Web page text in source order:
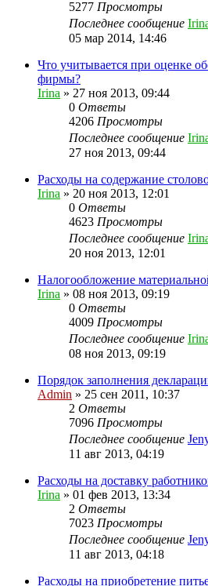
5277 Просмотры
Последнее сообщение
05 мар 2014, 14:46
Что учитывается при оценке
фирмы?
Irina » 27 ноя 2013, 09:44
0 Ответы
4206 Просмотры
Последнее сообщение
27 ноя 2013, 09:44
Расходы на содержание
Irina » 20 ноя 2013, 12:01
0 Ответы
4623 Просмотры
Последнее сообщение
20 ноя 2013, 12:01
Налогообложение
Irina » 08 ноя 2013, 09:19
0 Ответы
4009 Просмотры
Последнее сообщение
08 ноя 2013, 09:19
Порядок заполнения
Admin » 25 сен 2011, 10:37
2 Ответы
7096 Просмотры
Последнее сообщение
11 авг 2013, 04:19
Расходы на доставку
Irina » 01 фев 2013, 13:34
2 Ответы
7023 Просмотры
Последнее сообщение
11 авг 2013, 04:18
Расходы на приобретение